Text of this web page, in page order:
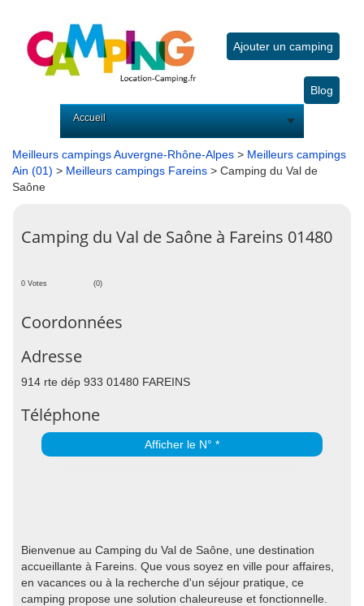
Ajouter un camping
Blog
Accueil
Meilleurs campings Auvergne-Rhône-Alpes > Meilleurs campings
Ain (01) > Meilleurs campings Fareins > Camping du Val de
Saône
Camping du Val de Saône à Fareins 01480
0 Votes (0)
Coordonnées
Adresse
914 rte dép 933 01480 FAREINS
Téléphone
Afficher le N° *
Bienvenue au Camping du Val de Saône, une destination
accueillante à Fareins. Que vous soyez en ville pour affaires,
en vacances ou à la recherche d'un séjour pratique, ce
camping propose une solution chaleureuse et fonctionnelle.